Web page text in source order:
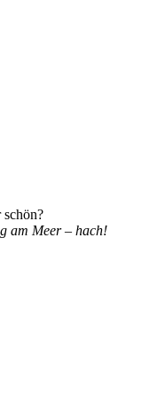
am Meer – hach!